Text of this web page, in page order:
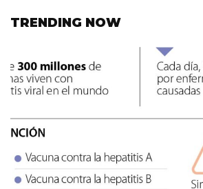
TRENDING NOW